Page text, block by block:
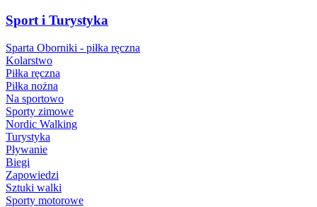
Sport i Turystyka
Sparta Oborniki - piłka ręczna
Kolarstwo
Piłka ręczna
Piłka nożna
Na sportowo
Sporty zimowe
Nordic Walking
Turystyka
Pływanie
Biegi
Zapowiedzi
Sztuki walki
Sporty motorowe